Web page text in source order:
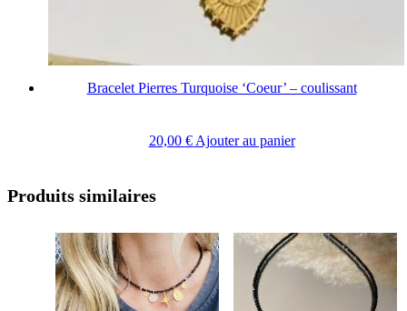
Bracelet Pierres Turquoise ‘Coeur’ – coulissant
20,00 € Ajouter au panier
Produits similaires